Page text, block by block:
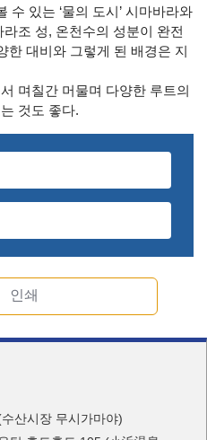
수 있는 ‘물의 도시’ 시마바라와
조 성, 온천수의 성분이 완전
한 대비와 그렇게 된 배경은 지
며칠간 머물며 다양한 루트의
것도 좋다.
인쇄
산시장 무시가마야)